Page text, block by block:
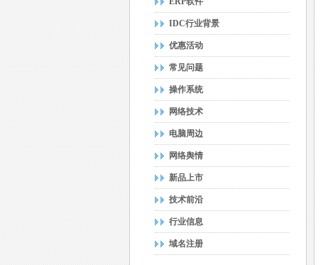
IDC行业背景
优惠活动
常见问题
操作系统
网络技术
电脑周边
网络舆情
新品上市
技术前沿
行业信息
域名注册